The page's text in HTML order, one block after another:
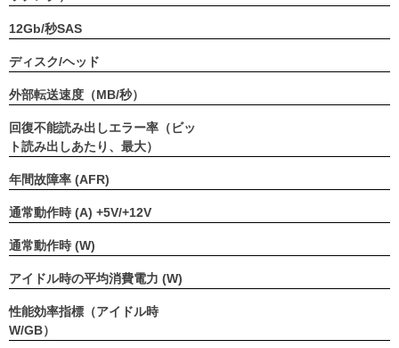
12Gb/秒SAS
ディスク/ヘッド
外部転送速度（MB/秒）
回復不能読み出しエラー率（ビッ
ト読み出しあたり、最大）
年間故障率 (AFR)
通常動作時 (A) +5V/+12V
通常動作時 (W)
アイドル時の平均消費電力 (W)
性能効率指標（アイドル時
W/GB）